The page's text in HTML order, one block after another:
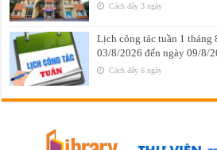
Cách đây 3 ngày
Lịch công tác tuần 1 tháng
03/8/2026 đến ngày 09/8/
Cách đây 6 ngày